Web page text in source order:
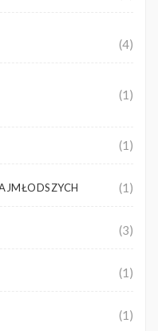
(4)
(1)
(1)
(1)
(3)
(1)
(1)